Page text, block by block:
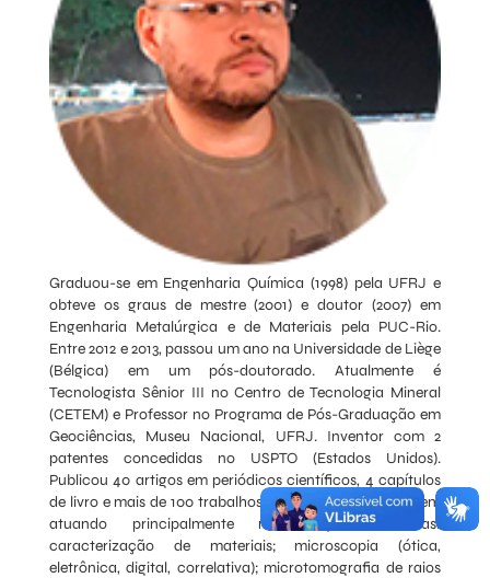
Graduou-se em Engenharia Química (1998) pela UFRJ e
obteve os graus de mestre (2001) e doutor (2007) em
Engenharia Metalúrgica e de Materiais pela PUC-Rio.
Entre 2012 e 2013, passou um ano na Universidade de Liège
(Bélgica) em um pós-doutorado. Atualmente é
Tecnologista Sênior III no Centro de Tecnologia Mineral
(CETEM) e Professor no Programa de Pós-Graduação em
Geociências, Museu Nacional, UFRJ. Inventor com 2
patentes concedidas no USPTO (Estados Unidos).
Publicou 40 artigos em periódicos científicos, 4 capítulos
de livro e mais de 100 trabalhos em anais de eventos. Vem
atuando principalmente nos seguintes temas:
caracterização de materiais; microscopia (ótica,
eletrônica, digital, correlativa); microtomografia de raios